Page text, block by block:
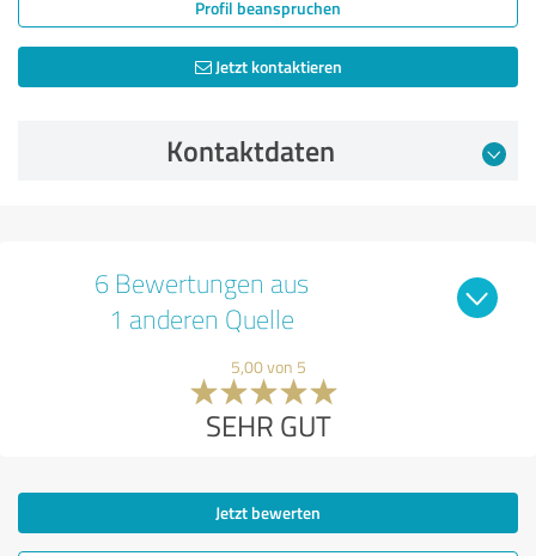
Profil beanspruchen
Jetzt kontaktieren
Kontaktdaten
6 Bewertungen aus
1 anderen Quelle
5,00 von 5
SEHR GUT
Jetzt bewerten